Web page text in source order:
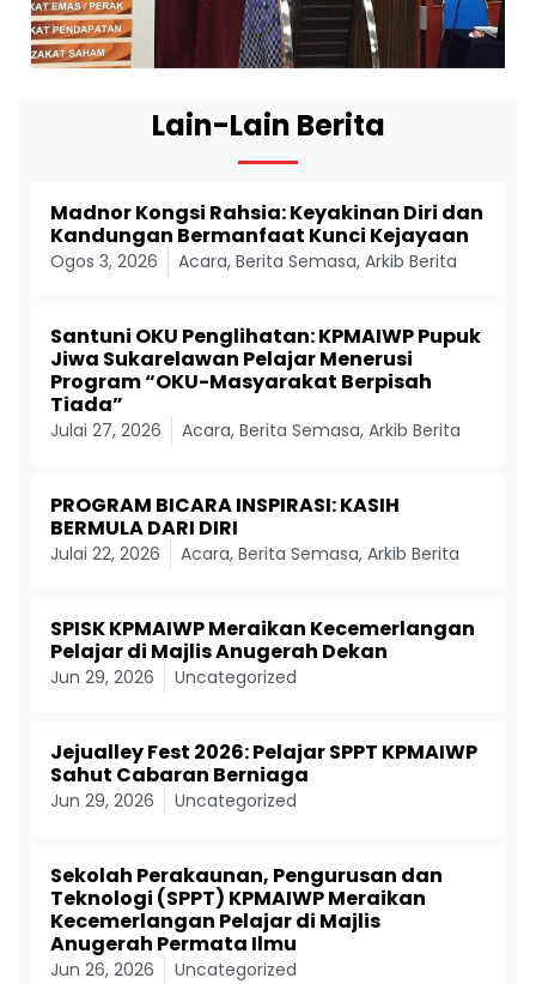
Lain-Lain Berita
Madnor Kongsi Rahsia: Keyakinan Diri dan
Kandungan Bermanfaat Kunci Kejayaan
Ogos 3, 2026 Acara, Berita Semasa, Arkib Berita
Santuni OKU Penglihatan: KPMAIWP Pupuk
Jiwa Sukarelawan Pelajar Menerusi
Program “OKU-Masyarakat Berpisah
Tiada”
Julai 27, 2026 Acara, Berita Semasa, Arkib Berita
PROGRAM BICARA INSPIRASI: KASIH
BERMULA DARI DIRI
Julai 22, 2026 Acara, Berita Semasa, Arkib Berita
SPISK KPMAIWP Meraikan Kecemerlangan
Pelajar di Majlis Anugerah Dekan
Jun 29, 2026 Uncategorized
Jejualley Fest 2026: Pelajar SPPT KPMAIWP
Sahut Cabaran Berniaga
Jun 29, 2026 Uncategorized
Sekolah Perakaunan, Pengurusan dan
Teknologi (SPPT) KPMAIWP Meraikan
Kecemerlangan Pelajar di Majlis
Anugerah Permata Ilmu
Jun 26, 2026 Uncategorized